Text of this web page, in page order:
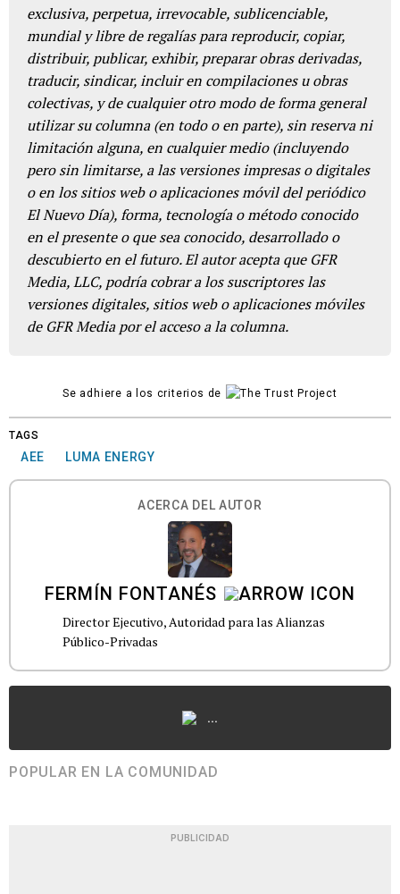
exclusiva, perpetua, irrevocable, sublicenciable,
mundial y libre de regalías para reproducir, copiar,
distribuir, publicar, exhibir, preparar obras derivadas,
traducir, sindicar, incluir en compilaciones u obras
colectivas, y de cualquier otro modo de forma general
utilizar su columna (en todo o en parte), sin reserva ni
limitación alguna, en cualquier medio (incluyendo
pero sin limitarse, a las versiones impresas o digitales
o en los sitios web o aplicaciones móvil del periódico
El Nuevo Día), forma, tecnología o método conocido
en el presente o que sea conocido, desarrollado o
descubierto en el futuro. El autor acepta que GFR
Media, LLC, podría cobrar a los suscriptores las
versiones digitales, sitios web o aplicaciones móviles
de GFR Media por el acceso a la columna.
Se adhiere a los criterios de
TAGS
AEE LUMA ENERGY
ACERCA DEL AUTOR
FERMÍN FONTANÉS
Director Ejecutivo, Autoridad para las Alianzas
Público-Privadas
...
POPULAR EN LA COMUNIDAD
PUBLICIDAD